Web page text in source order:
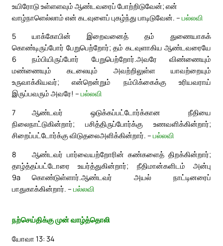
உயிரோடு உள்ளளவும் ஆண்டவரைப் போற்றிடுவேன்; என்
வாழ்நாளெல்லாம் என் கடவுளைப் புகழ்ந்து பாடிடுவேன். – பல்லவி
5
யாக்கோபின் இறைவனைத் தம் துணையாகக்
கொண்டிருப்போர் பேறுபெற்றோர்; தம் கடவுளாகிய ஆண்டவரையே
நம்பியிருப்போர் பேறுபெற்றோர்.
6
அவரே விண்ணையும்
மண்ணையும் கடலையும் அவற்றிலுள்ள யாவற்றையும்
உருவாக்கியவர்; என்றென்றும் நம்பிக்கைக்கு உரியவராய்
இருப்பவரும் அவரே! – பல்லவி
7
ஆண்டவர் ஒடுக்கப்பட்டோர்க்கான நீதியை
நிலைநாட்டுகின்றார்; பசித்திருப்போர்க்கு உணவளிக்கின்றார்;
சிறைப்பட்டோர்க்கு விடுதலைஅளிக்கின்றார். – பல்லவி
8
ஆண்டவர் பார்வையற்றோரின் கண்களைத் திறக்கின்றார்;
தாழ்த்தப்பட்டோரை உயர்த்துகின்றார்; நீதிமான்களிடம் அன்பு
கொண்டுள்ளார்.
9a
ஆண்டவர் அயல் நாட்டினரைப்
பாதுகாக்கின்றார். – பல்லவி
நற்செய்திக்கு முன் வாழ்த்தொலி
யோவா 13: 34